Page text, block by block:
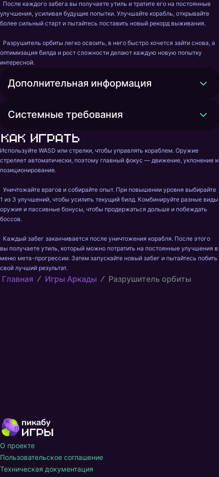
улучшения, усиливая будущие попытки. Улучшайте корабль, открывайте
более сильный старт и пытайтесь поставить новый рекорд выживания.
оптимизация билда и рост сложности делают каждую новую попытку
интересной.
Дополнительная информация
Системные требования
Как играть
Используйте WASD или стрелки, чтобы управлять кораблем. Оружие
стреляет автоматически, поэтому главный фокус — движение, уклонение и
позиционирование.
1 из 3 улучшений, чтобы усилить текущий билд. Комбинируйте разные виды
оружия и пассивные бонусы, чтобы продержаться дольше и побеждать
боссов.
вы получаете утиль, который можно потратить на постоянные улучшения в
меню мета-прогрессии. Затем запускайте новый забег и пытайтесь побить
свой лучший результат.
Главная Игры Аркады Разрушитель орбиты
О проекте
Пользовательское соглашение
Техническая документация